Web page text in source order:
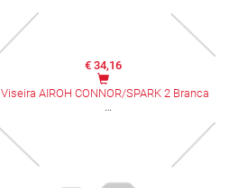
€ 34,16
Viseira AIROH CONNOR/SPARK 2 Branca